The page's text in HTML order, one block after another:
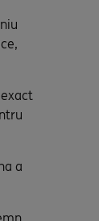
a